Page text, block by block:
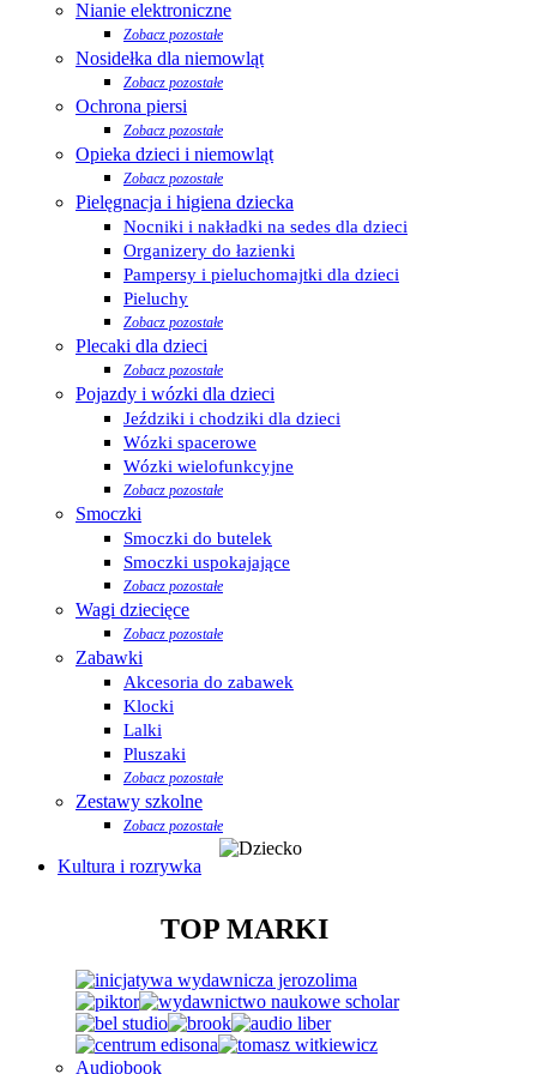
Nianie elektroniczne
Zobacz pozostałe
Nosidełka dla niemowląt
Zobacz pozostałe
Ochrona piersi
Zobacz pozostałe
Opieka dzieci i niemowląt
Zobacz pozostałe
Pielęgnacja i higiena dziecka
Nocniki i nakładki na sedes dla dzieci
Organizery do łazienki
Pampersy i pieluchomajtki dla dzieci
Pieluchy
Zobacz pozostałe
Plecaki dla dzieci
Zobacz pozostałe
Pojazdy i wózki dla dzieci
Jeździki i chodziki dla dzieci
Wózki spacerowe
Wózki wielofunkcyjne
Zobacz pozostałe
Smoczki
Smoczki do butelek
Smoczki uspokajające
Zobacz pozostałe
Wagi dziecięce
Zobacz pozostałe
Zabawki
Akcesoria do zabawek
Klocki
Lalki
Pluszaki
Zobacz pozostałe
Zestawy szkolne
Zobacz pozostałe
Kultura i rozrywka
TOP MARKI
Audiobook